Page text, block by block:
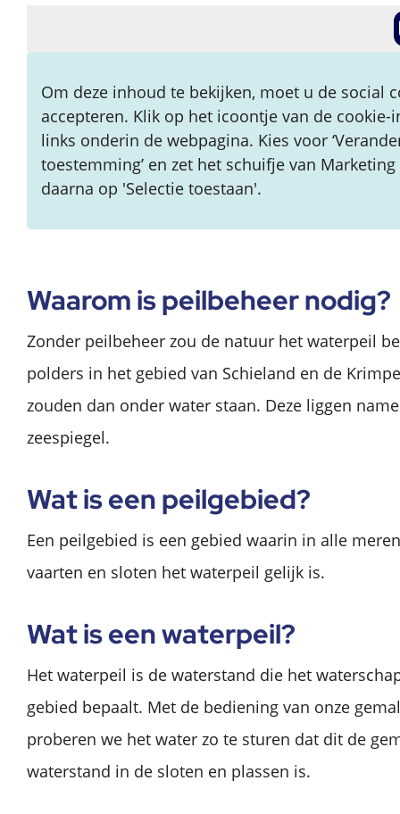
Om deze inhoud te bekijken, moet u de social
accepteren. Klik op het icoontje van de cookie-
links onderin de webpagina. Kies voor
toestemming’ en zet het schuifje van Marketing
daarna op 'Selectie toestaan'.
Waarom is peilbeheer nodig?
Zonder peilbeheer zou de natuur het waterpeil
polders in het gebied van Schieland en de
zouden dan onder water staan. Deze liggen
zeespiegel.
Wat is een peilgebied?
Een peilgebied is een gebied waarin in alle
vaarten en sloten het waterpeil gelijk is.
Wat is een waterpeil?
Het waterpeil is de waterstand die het
gebied bepaalt. Met de bediening van onze
proberen we het water zo te sturen dat dit de
waterstand in de sloten en plassen is.